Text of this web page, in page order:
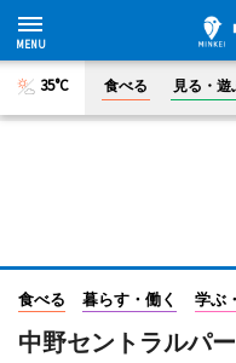
35°C 食べる 見る・遊
食べる 暮らす・働く 学ぶ
中野セントラルパ